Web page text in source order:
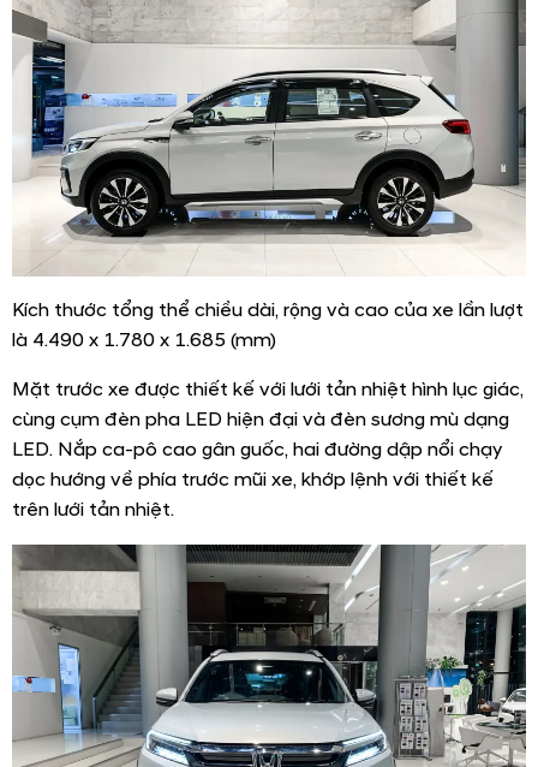
Kích thước tổng thể chiều dài, rộng và cao của xe lần lượt
là 4.490 x 1.780 x 1.685 (mm)
Mặt trước xe được thiết kế với lưới tản nhiệt hình lục giác,
cùng cụm đèn pha LED hiện đại và đèn sương mù dạng
LED. Nắp ca-pô cao gân guốc, hai đường dập nổi chạy
dọc hướng về phía trước mũi xe, khớp lệnh với thiết kế
trên lưới tản nhiệt.